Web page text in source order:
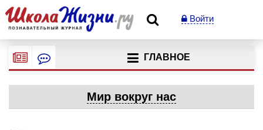
Войти
ГЛАВНОЕ
Мир вокруг нас